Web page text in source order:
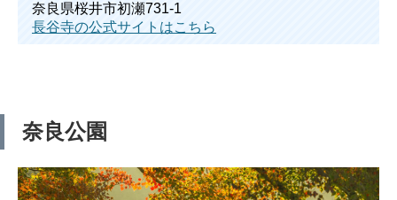
奈良県桜井市初瀬731-1
長谷寺の公式サイトはこちら
奈良公園